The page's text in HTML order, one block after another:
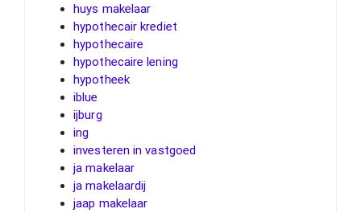
huys makelaar
hypothecair krediet
hypothecaire
hypothecaire lening
hypotheek
iblue
ijburg
ing
investeren in vastgoed
ja makelaar
ja makelaardij
jaap makelaar